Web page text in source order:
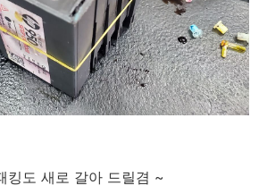
킹도 새로 갈아 드릴겸 ~